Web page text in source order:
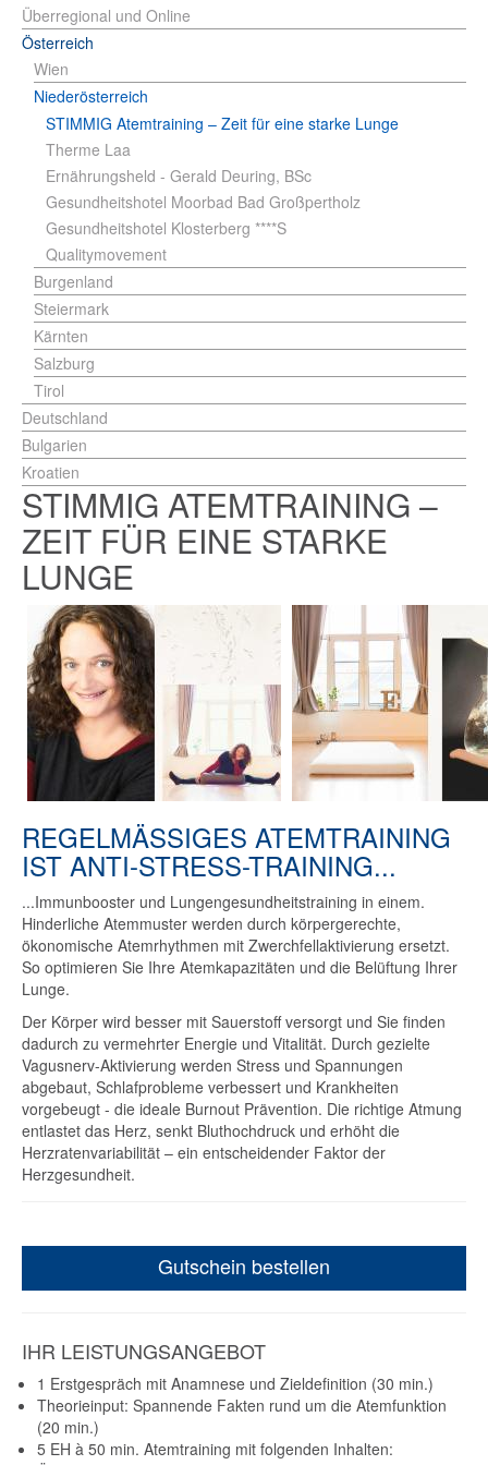
Überregional und Online
Österreich
Wien
Niederösterreich
STIMMIG Atemtraining – Zeit für eine starke Lunge
Therme Laa
Ernährungsheld - Gerald Deuring, BSc
Gesundheitshotel Moorbad Bad Großpertholz
Gesundheitshotel Klosterberg ****S
Qualitymovement
Burgenland
Steiermark
Kärnten
Salzburg
Tirol
Deutschland
Bulgarien
Kroatien
STIMMIG ATEMTRAINING –
ZEIT FÜR EINE STARKE
LUNGE
REGELMÄSSIGES ATEMTRAINING I
ST ANTI-STRESS-TRAINING...
...Immunbooster und Lungengesundheitstraining in einem.
Hinderliche Atemmuster werden durch körpergerechte,
ökonomische Atemrhythmen mit Zwerchfellaktivierung ersetzt.
So optimieren Sie Ihre Atemkapazitäten und die Belüftung Ihrer
Lunge.
Der Körper wird besser mit Sauerstoff versorgt und Sie finden
dadurch zu vermehrter Energie und Vitalität. Durch gezielte
Vagusnerv-Aktivierung werden Stress und Spannungen
abgebaut, Schlafprobleme verbessert und Krankheiten
vorgebeugt - die ideale Burnout Prävention. Die richtige Atmung
entlastet das Herz, senkt Bluthochdruck und erhöht die
Herzratenvariabilität – ein entscheidender Faktor der
Herzgesundheit.
Gutschein bestellen
IHR LEISTUNGSANGEBOT
1 Erstgespräch mit Anamnese und Zieldefinition (30 min.)
Theorieinput: Spannende Fakten rund um die Atemfunktion
(20 min.)
5 EH à 50 min. Atemtraining mit folgenden Inhalten: